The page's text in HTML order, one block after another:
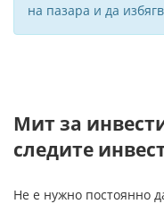
на пазара и да
Мит за
следите
Не е нужно постоянно